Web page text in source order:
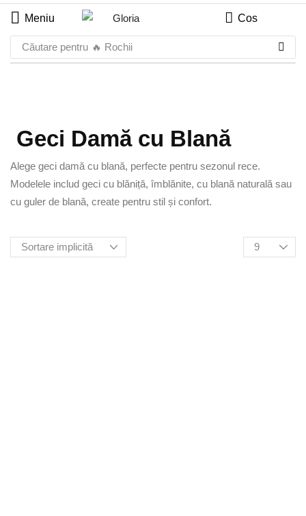
Meniu Cos
Căutare pentru 🔥 Rochii
Geci Damă cu Blană
Alege geci damă cu blană, perfecte pentru sezonul rece.
Modelele includ geci cu blăniță, îmblănite, cu blană naturală sau
cu guler de blană, create pentru stil și confort.